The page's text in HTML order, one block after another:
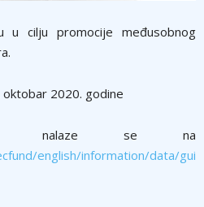
u cilju promocije međusobnog
2020. godine
nalaze se na
english/information/data/gui